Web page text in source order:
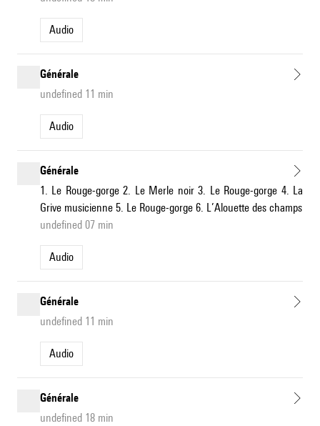
Audio
Générale
undefined 11 min
Audio
Générale
1. Le Rouge-gorge 2. Le Merle noir 3. Le Rouge-gorge 4. La
Grive musicienne 5. Le Rouge-gorge 6. L’Alouette des champs
undefined 07 min
Audio
Générale
undefined 11 min
Audio
Générale
undefined 18 min